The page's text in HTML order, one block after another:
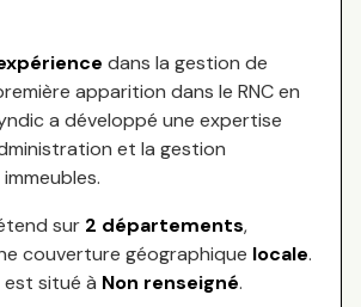
dans la gestion de
apparition dans le RNC en
a développé une expertise
et la gestion
sur 2 départements,
couverture géographique locale.
est situé à Non renseigné.